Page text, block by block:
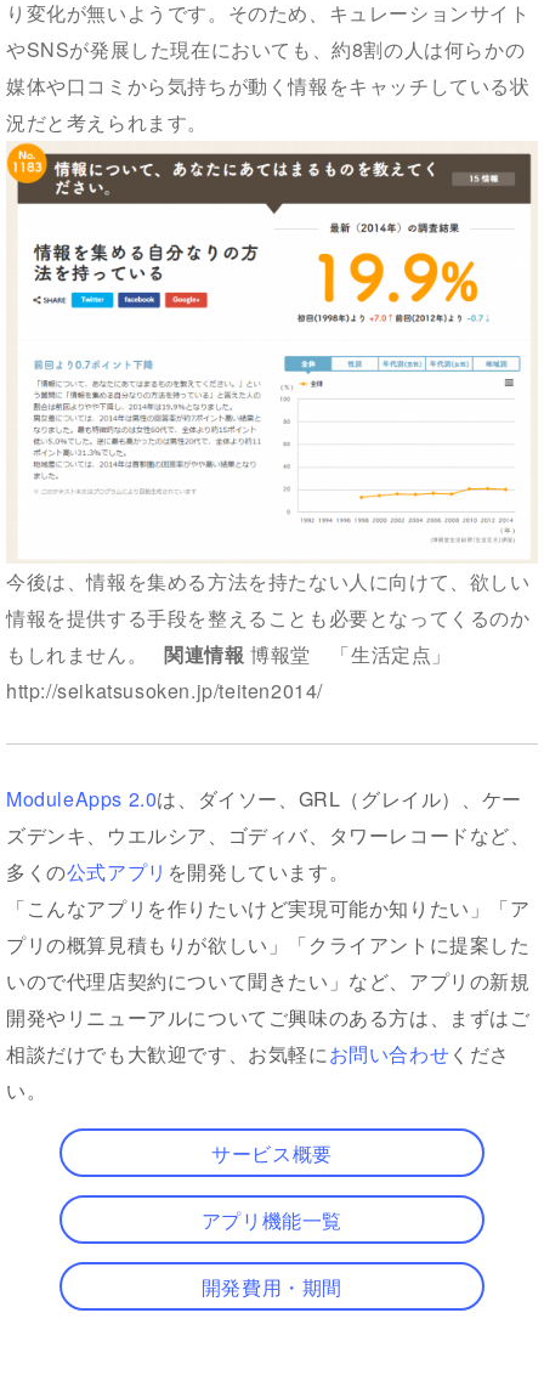
り変化が無いようです。そのため、キュレーションサイト
やSNSが発展した現在においても、約8割の人は何らかの
媒体や口コミから気持ちが動く情報をキャッチしている状
況だと考えられます。
今後は、情報を集める方法を持たない人に向けて、欲しい
情報を提供する手段を整えることも必要となってくるのか
もしれません。 関連情報 博報堂 「生活定点」
http://seikatsusoken.jp/teiten2014/
ModuleApps 2.0は、ダイソー、GRL（グレイル）、ケー
ズデンキ、ウエルシア、ゴディバ、タワーレコードなど、
多くの公式アプリ を開発しています。
「こんなアプリを作りたいけど実現可能か知りたい」「ア
プリの概算見積もりが欲しい」「クライアントに提案した
いので代理店契約について聞きたい」など、アプリの新規
開発やリニューアルについてご興味のある方は、まずはご
相談だけでも大歓迎です、お気軽にお問い合わせくださ
い。
サービス概要
アプリ機能一覧
開発費用・期間